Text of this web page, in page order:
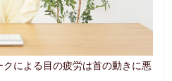
による目の疲労は首の動きに悪